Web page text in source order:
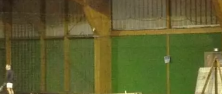
Nos politique de confidentialité